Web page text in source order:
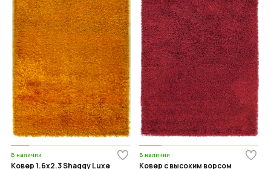
В наличии
Ковер 1.6x2.3 Shaggy Luxe
В наличии
Ковер с высоким ворсом